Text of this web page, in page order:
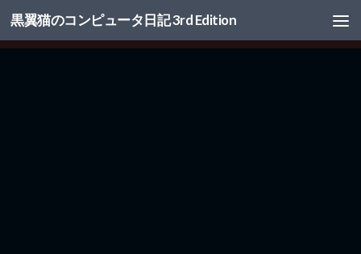
コンテンツへスキップ
黒翼猫のコンピュータ日記 3rd Edition